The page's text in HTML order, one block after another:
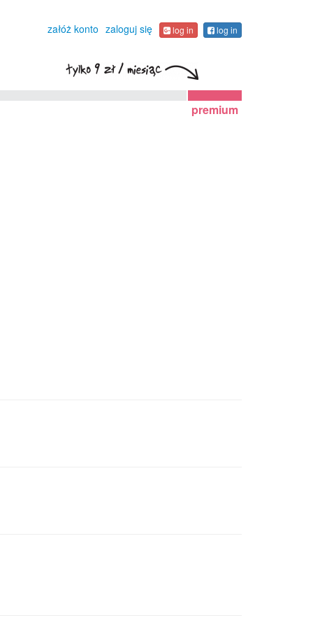
załóż konto zaloguj się log in log in
premium